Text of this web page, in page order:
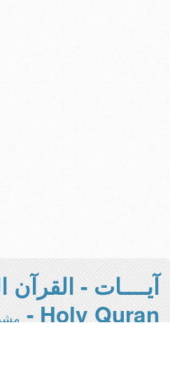
آيــــات - القرآن
Holy Quran -